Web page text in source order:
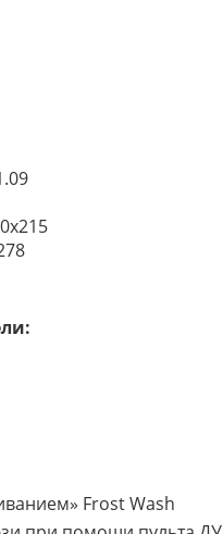
Frost Wash